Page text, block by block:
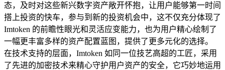
态，及时对这些新兴数字资产敞开怀抱，让用户能够第一时间
搭上投资的快车，参与到新的投资机会中，这不仅充分体现了
Imtoken 的前瞻性眼光和灵活应变能力，也为用户精心绘制了
一幅更丰富多样的资产配置蓝图，提供了更多元化的选择。
在技术支持的层面，Imtoken 如同一位技艺高超的工匠，采用
了先进的加密技术来精心守护用户资产的安全，它巧妙地运用